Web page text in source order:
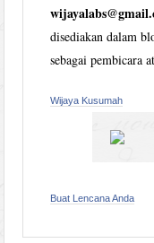
disediakan dalam
sebagai pembicara
Wijaya Kusumah
Buat Lencana Anda